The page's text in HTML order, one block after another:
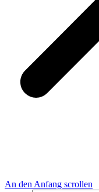
An den Anfang scrollen